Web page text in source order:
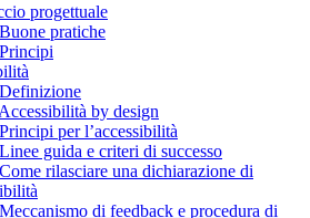
progettuale
pratiche
by design
per l’accessibilità
guida e criteri di successo
rilasciare una dichiarazione di
di feedback e procedura di